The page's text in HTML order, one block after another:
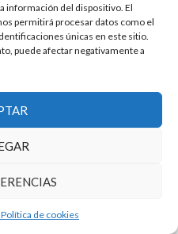
información del dispositivo. El
permitirá procesar datos como el
únicas en este sitio.
puede afectar negativamente a
Política de cookies